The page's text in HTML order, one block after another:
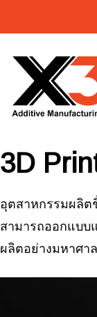
3D
อุตสาหกรรมผลิต
สามารถออกแบบ
ผลิตอย่างมหาศา